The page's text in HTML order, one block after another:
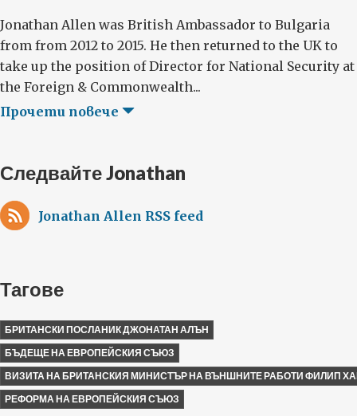
Jonathan Allen was British Ambassador to Bulgaria
from from 2012 to 2015. He then returned to the UK to
take up the position of Director for National Security at
the Foreign & Commonwealth...
Прочети повече
Следвайте Jonathan
Jonathan Allen RSS feed
Тагове
БРИТАНСКИ ПОСЛАНИК ДЖОНАТАН АЛЪН
БЪДЕЩЕ НА ЕВРОПЕЙСКИЯ СЪЮЗ
ВИЗИТА НА БРИТАНСКИЯ МИНИСТЪР НА ВЪНШНИТЕ РАБОТИ ФИЛИП
РЕФОРМА НА ЕВРОПЕЙСКИЯ СЪЮЗ